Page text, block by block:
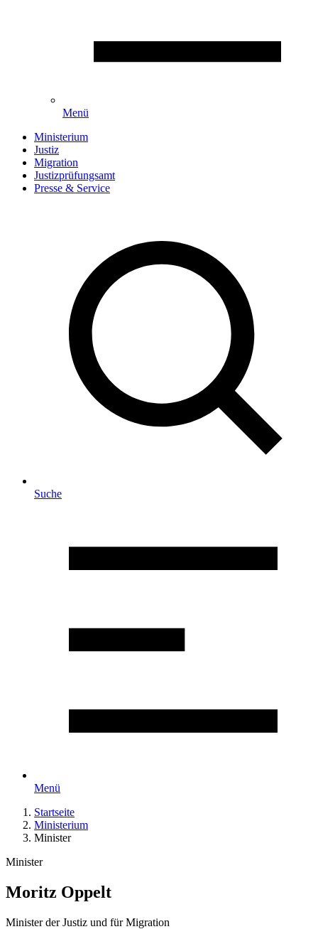
Menü
Ministerium
Justiz
Migration
Justizprüfungsamt
Presse & Service
Suche
Menü
Startseite
Ministerium
Minister
Minister
Moritz Oppelt
Minister der Justiz und für Migration